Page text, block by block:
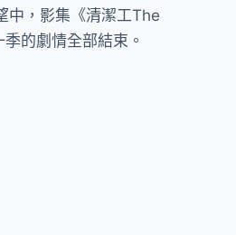
中，影集《清潔工The
的劇情全部結束。